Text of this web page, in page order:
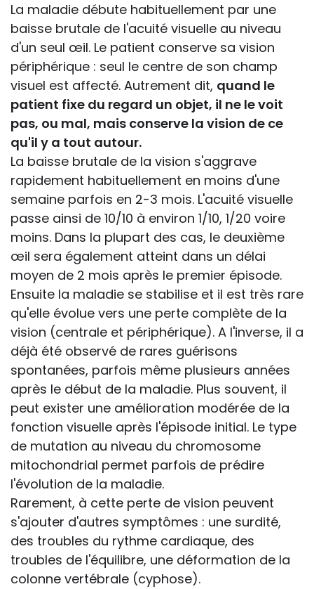
La maladie débute habituellement par une
baisse brutale de l'acuité visuelle au niveau
d'un seul œil. Le patient conserve sa vision
périphérique : seul le centre de son champ
visuel est affecté. Autrement dit, quand le
patient fixe du regard un objet, il ne le voit
pas, ou mal, mais conserve la vision de ce
qu'il y a tout autour.
La baisse brutale de la vision s'aggrave
rapidement habituellement en moins d'une
semaine parfois en 2-3 mois. L'acuité visuelle
passe ainsi de 10/10 à environ 1/10, 1/20 voire
moins. Dans la plupart des cas, le deuxième
œil sera également atteint dans un délai
moyen de 2 mois après le premier épisode.
Ensuite la maladie se stabilise et il est très rare
qu'elle évolue vers une perte complète de la
vision (centrale et périphérique). A l'inverse, il a
déjà été observé de rares guérisons
spontanées, parfois même plusieurs années
après le début de la maladie. Plus souvent, il
peut exister une amélioration modérée de la
fonction visuelle après l'épisode initial. Le type
de mutation au niveau du chromosome
mitochondrial permet parfois de prédire
l'évolution de la maladie.
Rarement, à cette perte de vision peuvent
s'ajouter d'autres symptômes : une surdité,
des troubles du rythme cardiaque, des
troubles de l'équilibre, une déformation de la
colonne vertébrale (cyphose).